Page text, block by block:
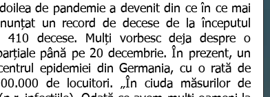
de pandemie a devenit din ce în ce mai
un record de decese de la începutul
decese. Mulți vorbesc deja despre o
până pe 20 decembrie. În prezent, un
epidemiei din Germania, cu o rată de
de locuitori. „În ciuda măsurilor de